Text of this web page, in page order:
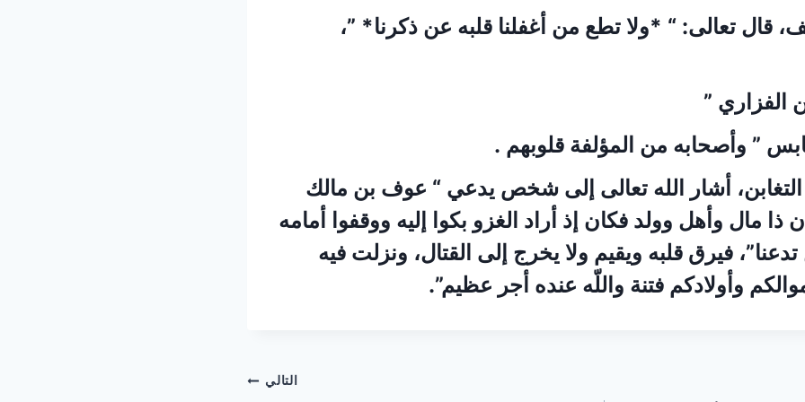
قال تعالى: “ *ولا تطع من أغفلنا قلبه عن ذكرنا* ”،
الفزاري ”
” وأصحابه من المؤلفة قلوبهم .
التغابن، أشار الله تعالى إلى شخص يدعي “ عوف بن مالك
ذا مال وأهل وولد فكان إذ أراد الغزو بكوا إليه ووقفوا أمامه
فيرق قلبه ويقيم ولا يخرج إلى القتال، ونزلت فيه
وأولادكم فتنة واللّه عنده أجر عظيم”.
التالي